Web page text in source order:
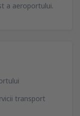
a aeroportului.
transport